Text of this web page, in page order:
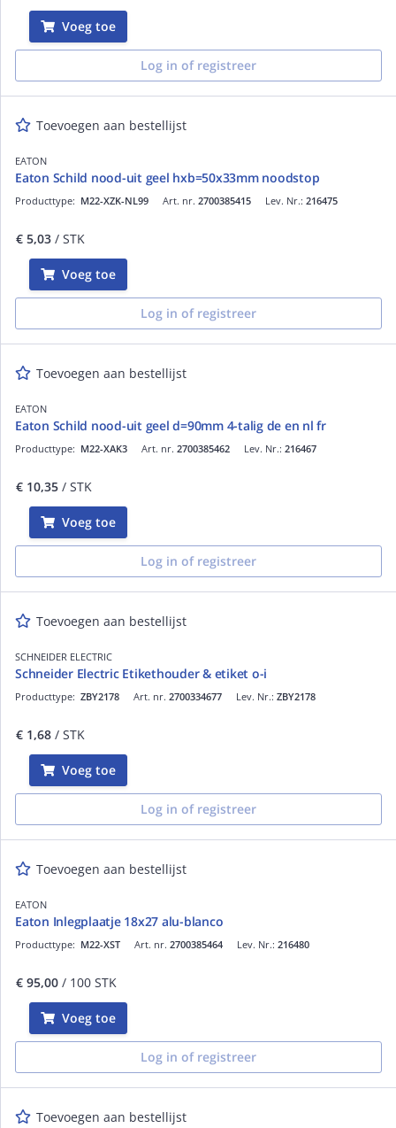
Voeg toe
Log in of registreer
Toevoegen aan bestellijst
EATON
Eaton Schild nood-uit geel hxb=50x33mm noodstop
Art. nr. 2700385415
Producttype: M22-XZK-NL99 Lev. Nr.: 216475
€ 5,03 / STK
Voeg toe
Log in of registreer
Toevoegen aan bestellijst
EATON
Eaton Schild nood-uit geel d=90mm 4-talig de en nl fr
Art. nr. 2700385462
Producttype: M22-XAK3 Lev. Nr.: 216467
€ 10,35 / STK
Voeg toe
Log in of registreer
Toevoegen aan bestellijst
SCHNEIDER ELECTRIC
Schneider Electric Etikethouder & etiket o-i
Art. nr. 2700334677
Producttype: ZBY2178 Lev. Nr.: ZBY2178
€ 1,68 / STK
Voeg toe
Log in of registreer
Toevoegen aan bestellijst
EATON
Eaton Inlegplaatje 18x27 alu-blanco
Art. nr. 2700385464
Producttype: M22-XST Lev. Nr.: 216480
€ 95,00 / 100 STK
Voeg toe
Log in of registreer
Toevoegen aan bestellijst